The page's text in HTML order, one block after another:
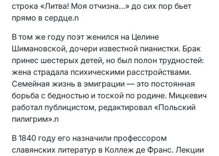
строка «Литва! Моя отчизна…» до сих пор бьет
прямо в сердце.n
В том же году поэт женился на Целине
Шимановской, дочери известной пианистки. Брак
принес шестерых детей, но был полон трудностей:
жена страдала психическими расстройствами.
Семейная жизнь в эмиграции — это постоянная
борьба с бедностью и тоской по родине. Мицкевич
работал публицистом, редактировал «Польский
пилигрим».n
В 1840 году его назначили профессором
славянских литератур в Коллеж де Франс. Лекции